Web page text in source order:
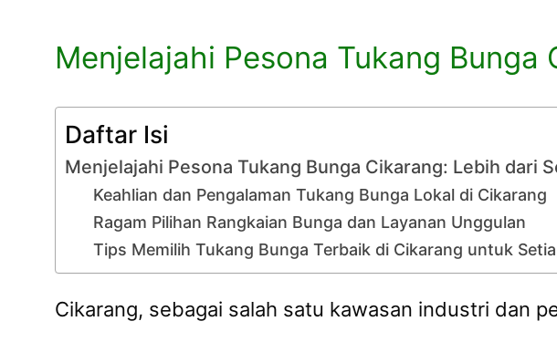
Menjelajahi Pesona Tukang
Daftar Isi
Menjelajahi Pesona Tukang Bunga Cikarang: Lebih dari
Keahlian dan Pengalaman Tukang Bunga Lokal di Cikarang
Ragam Pilihan Rangkaian Bunga dan Layanan Unggulan
Tips Memilih Tukang Bunga Terbaik di Cikarang untuk
Cikarang, sebagai salah satu kawasan industri dan